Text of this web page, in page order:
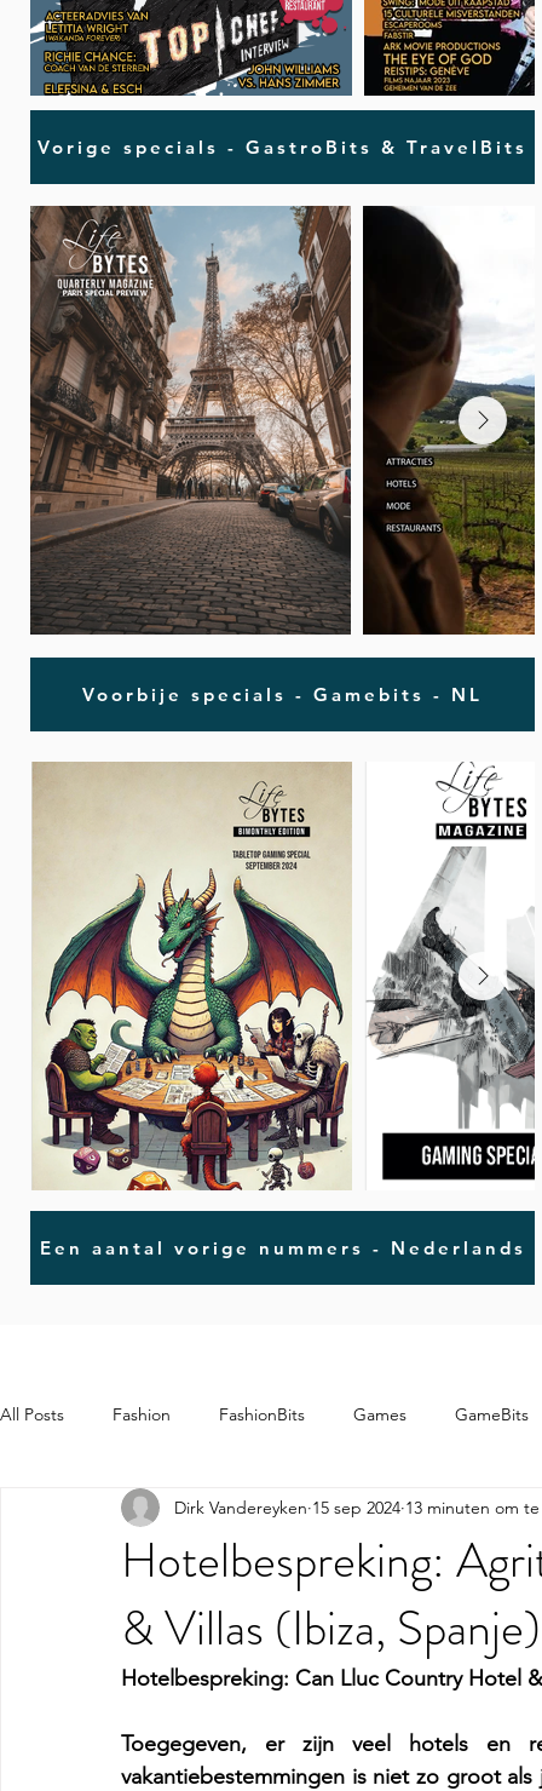
Een aantal vorige nummers - Nederlands
Voorbije specials - Gamebits - NL
Vorige specials - GastroBits & TravelBits
All Posts Fashion FashionBits Games GameBits
ArtBits
Hotelbespreking:
& Villas (Ibiza, Spanje)
Dirk Vandereyken 15 sep 2024 13 minuten om
Hotelbespreking: Can Lluc Country Hotel
Toegegeven, er zijn veel hotels en
vakantiebestemmingen is niet zo groot als